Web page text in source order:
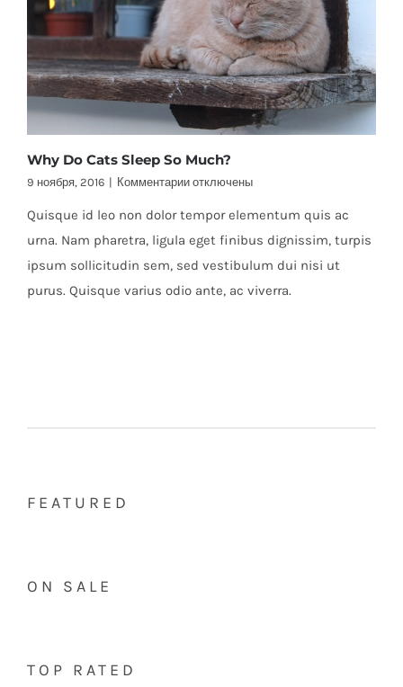
Why Do Cats Sleep So Much?
9 ноября, 2016 | Комментариик
Why
Cats
Sleep
Much?
отключены
Quisque id leo non dolor tempor elementum quis ac
urna. Nam pharetra, ligula eget finibus dignissim, turpis
ipsum sollicitudin sem, sed vestibulum dui nisi ut
purus. Quisque varius odio ante, ac viverra.
FEATURED
ON SALE
TOP RATED